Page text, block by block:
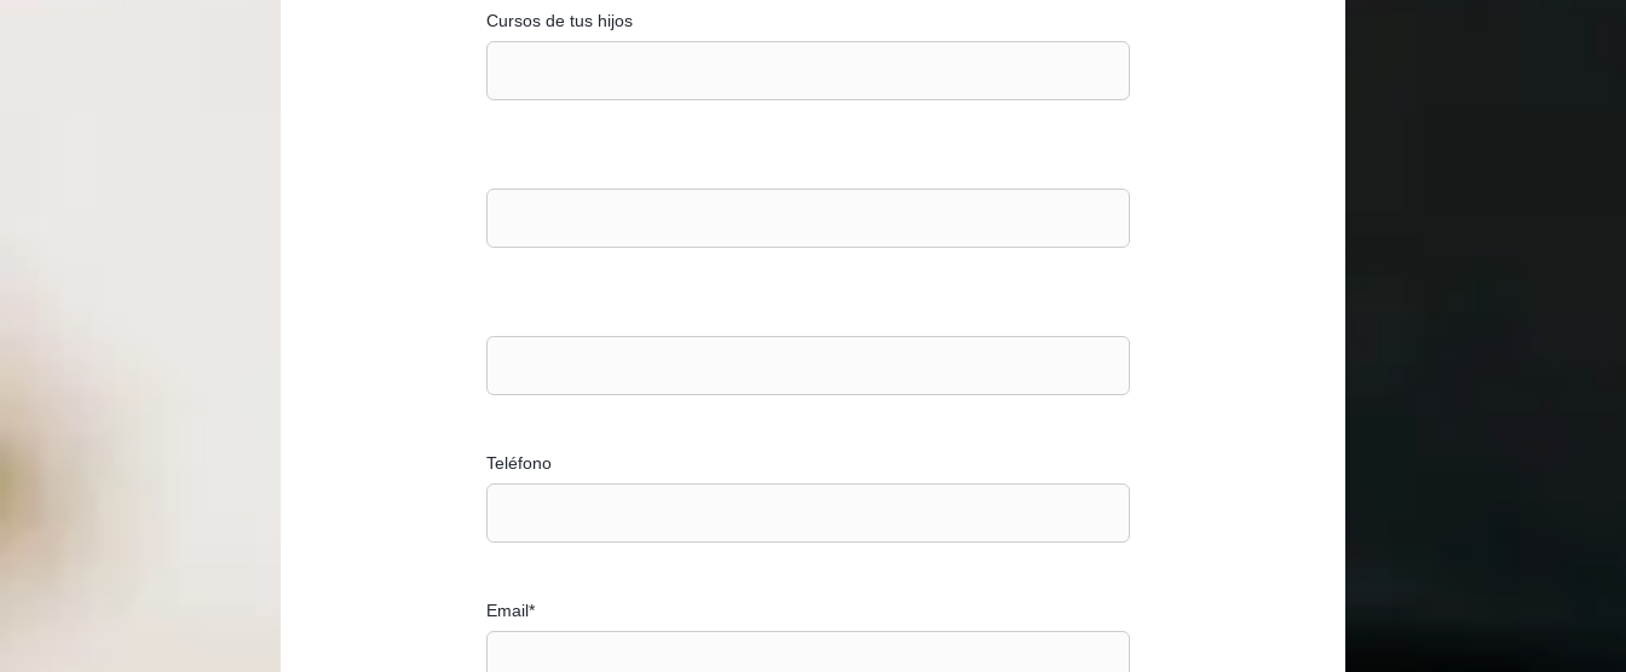
Cursos de tus hijos
Teléfono
Email*